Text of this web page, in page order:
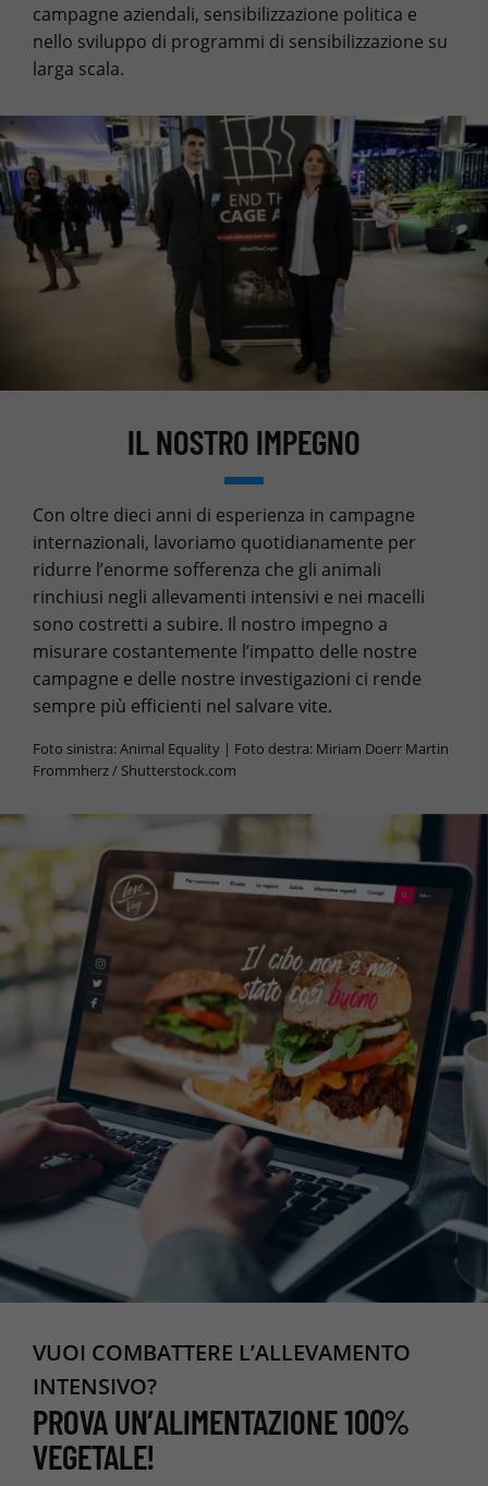
campagne aziendali, sensibilizzazione politica e
nello sviluppo di programmi di sensibilizzazione su
larga scala.
IL NOSTRO IMPEGNO
Con oltre dieci anni di esperienza in campagne
internazionali, lavoriamo quotidianamente per
ridurre l’enorme sofferenza che gli animali
rinchiusi negli allevamenti intensivi e nei macelli
sono costretti a subire. Il nostro impegno a
misurare costantemente l’impatto delle nostre
campagne e delle nostre investigazioni ci rende
sempre più efficienti nel salvare vite.
Foto sinistra: Animal Equality | Foto destra: Miriam Doerr Martin
Frommherz / Shutterstock.com
VUOI COMBATTERE L’ALLEVAMENTO
INTENSIVO?
PROVA UN’ALIMENTAZIONE 100%
VEGETALE!